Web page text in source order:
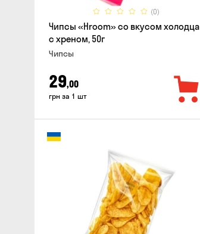
(0)
Чипсы «Hroom» со вкусом холодца
с хреном, 50г
Чипсы
29,00
грн за 1 шт